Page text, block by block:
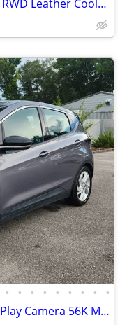
2023 Kia EV6 Wind Technology Pkg RWD Leather Cooled Seats CarPlay 22K!
• • • • • • • • •
2023 Chevy Bolt EV LT Wireless CarPlay Camera 56K Miles